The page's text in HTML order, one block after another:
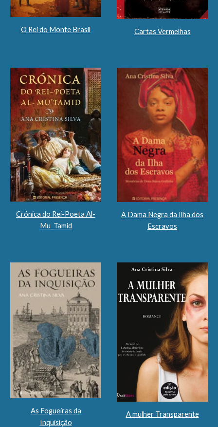
O Rei do Monte Brasil Cartas Vermelhas
Crónica do Rei-Poeta Al-
Mu_Tamid
A Dama Negra da Ilha dos
Escravos
As Fogueiras da
Inquisição
A mulher Transparente